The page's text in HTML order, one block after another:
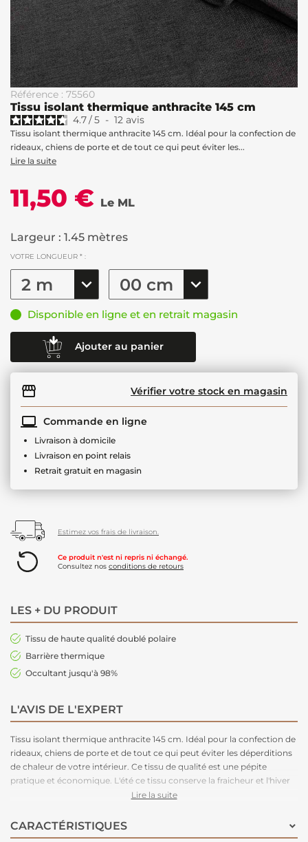
Référence : 75560
Tissu isolant thermique anthracite 145 cm
4.7/5 - 12 avis
Tissu isolant thermique anthracite 145 cm. Idéal pour la confection de
rideaux, chiens de porte et de tout ce qui peut éviter les...
Lire la suite
11,50 € Le ML
Largeur : 1.45 mètres
VOTRE LONGUEUR * :
Disponible en ligne et en retrait magasin
Ajouter au panier
Vérifier votre stock en magasin
Commande en ligne
Livraison à domicile
Livraison en point relais
Retrait gratuit en magasin
Estimez vos frais de livraison.
Ce produit n'est ni repris ni échangé.
Consultez nos conditions de retours
LES + DU PRODUIT
Tissu de haute qualité doublé polaire
Barrière thermique
Occultant jusqu'à 98%
L'AVIS DE L'EXPERT
Tissu isolant thermique anthracite 145 cm. Idéal pour la confection de
rideaux, chiens de porte et de tout ce qui peut éviter les déperditions
de chaleur de votre intérieur. Ce tissu de qualité est une pépite
pratique et économique. L'été ce tissu conserve la fraicheur et l'hiver
c'est une barrière thermique. Pour son entretien, nous conseillons un
pas de séchage en tambour et un repassage à l'envers sur fer moyen.
Lire la suite
CARACTÉRISTIQUES